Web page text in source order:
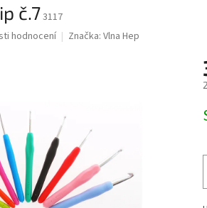
č.73117
hodnocení Značka: Vlna Hep